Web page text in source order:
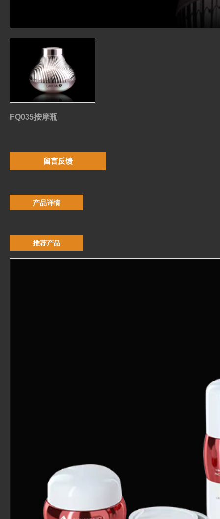
FQ035按摩瓶
留言反馈
产品详情
推荐产品